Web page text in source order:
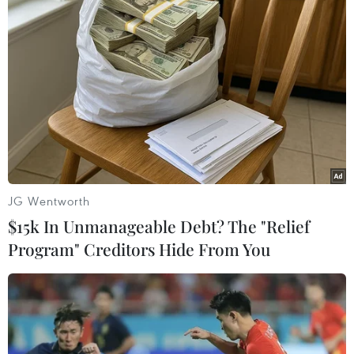
#Cúp FA #Arsenal #Stoke City
#Manchester United
Áo
JG Wentworth
$15k In Unmanageable Debt? The "Relief
Program" Creditors Hide From You